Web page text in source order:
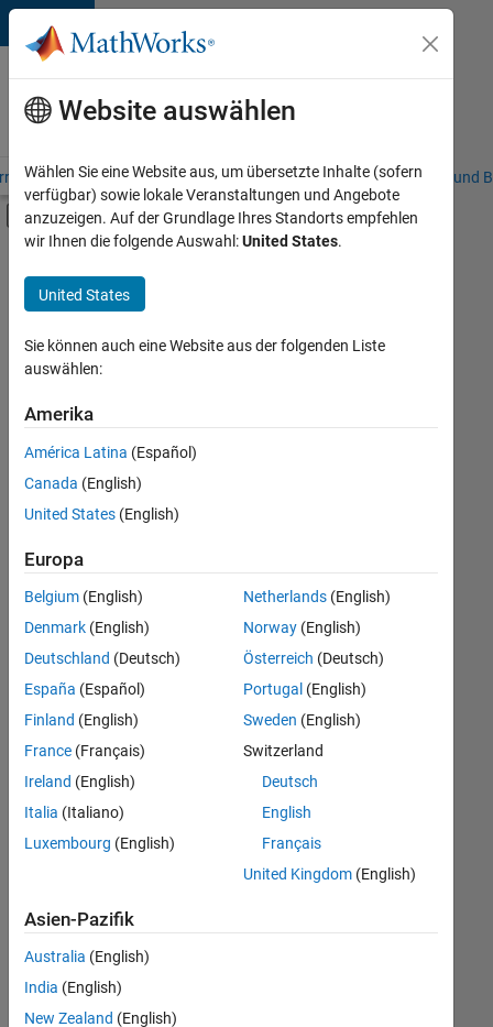
Weiter zum Inhalt
Karriere
bei
MathWorks
– Übersicht Stellensuche Niederlassungen Studierende und
Umschaltung für Off-Canvas-
Hauptinhalt
Information Technology
Customer Support
Education Sales
Inside Sales
Sales Operations
Marketing Communications
Marketing Services
Finance and Operations
Büro- und Verwaltungsdienste
+9
Derzeit
es
keine
offenen
Stellen,
Ihren
Suchkriterien
entsprechen.
können
die
Suchkriterien
weiter
fassen
oder
alle
Stellenangebote
anzeigen .
noch
keine
offenen
Stellen
Website auswählen
Wählen Sie eine Website aus, um übersetzte Inhalte (sofern
verfügbar) sowie lokale Veranstaltungen und Angebote
anzuzeigen. Auf der Grundlage Ihres Standorts empfehlen
wir Ihnen die folgende Auswahl:United States.
United States
Sie können auch eine Website aus der folgenden Liste
auswählen:
Amerika
América Latina (Español)
Canada (English)
United States (English)
Europa
Belgium (English)
Denmark (English)
Deutschland (Deutsch)
España (Español)
Finland (English)
France (Français)
Ireland (English)
Italia (Italiano)
Luxembourg (English)
Netherlands(English)
Norway(English)
Österreich (Deutsch)
Portugal (English)
Sweden (English)
Switzerland
Deutsch
English
Français
United Kingdom(English)
Asien-Pazifik
Australia (English)
India (English)
New Zealand (English)